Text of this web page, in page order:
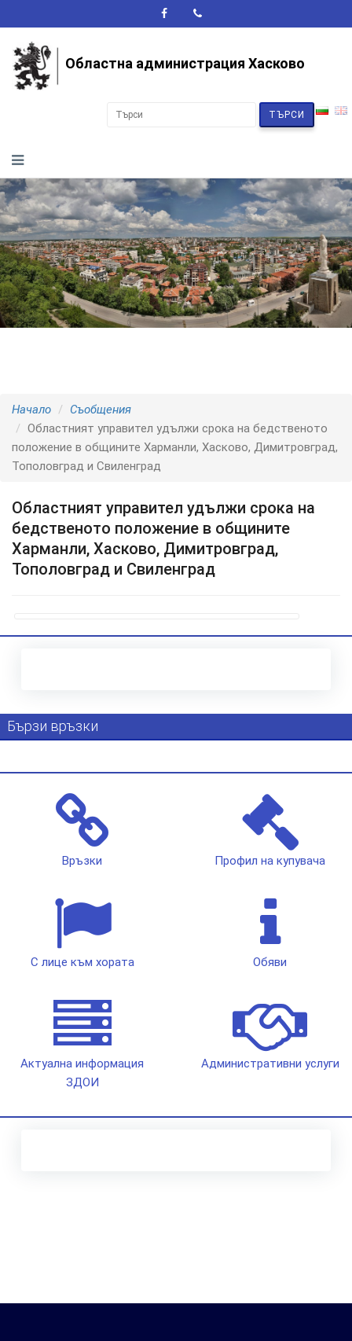
Областна администрация Хасково
ТЪРСИ
Начало
Съобщения
Областният управител удължи срока на бедственото
положение в общините Харманли, Хасково, Димитровград,
Тополовград и Свиленград
Областният управител удължи срока на
бедственото положение в общините
Харманли, Хасково, Димитровград,
Тополовград и Свиленград
Бързи връзки
Връзки Профил на купувача
С лице към хората Обяви
Актуална информация
ЗДОИ
Административни услуги